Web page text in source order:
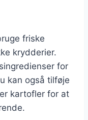
friske
krydderier.
for
kan også tilføje
kartofler for at